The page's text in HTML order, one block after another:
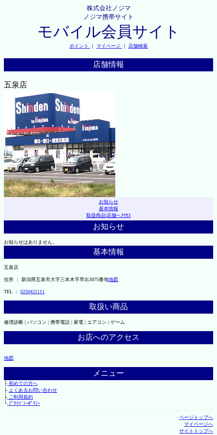
株式会社ノジマ
ノジマ携帯サイト
モバイル会員サイト
ポイント ｜ マイページ ｜ 店舗検索
店舗情報
五泉店
お知らせ
基本情報
取扱商品|店舗へｱｸｾｽ
お知らせ
お知らせはありません。
基本情報
五泉店
住所 ： 新潟県五泉市大字三本木字早出3075番地地図
TEL ： 0250421111
取扱い商品
修理診断 | パソコン | 携帯電話 | 家電 | エアコン | ゲーム
お店へのアクセス
地図
メニュー
├初めての方へ
├ よくあるお問い合わせ
├ご利用規約
└ﾌﾟﾗｲﾊﾞｼｰﾎﾟﾘｼｰ
ページトップへ
マイページへ
サイトトップへ